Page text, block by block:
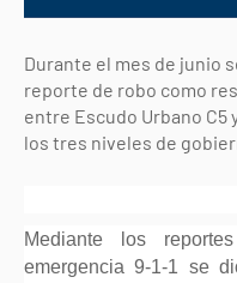
Durante el mes de junio
reporte de robo como
entre Escudo Urbano C5
los tres niveles de
Mediante los
emergencia 9-1-1 se